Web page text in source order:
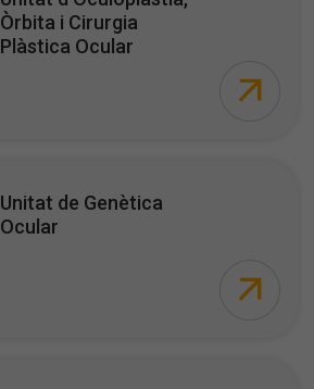
Òrbita i Cirurgia
Plàstica Ocular
Unitat de Genètica
Ocular